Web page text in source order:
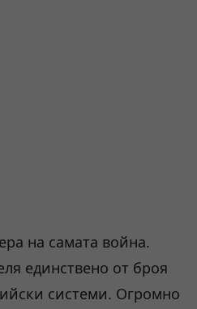
на самата война.
единствено от броя
системи. Огромно